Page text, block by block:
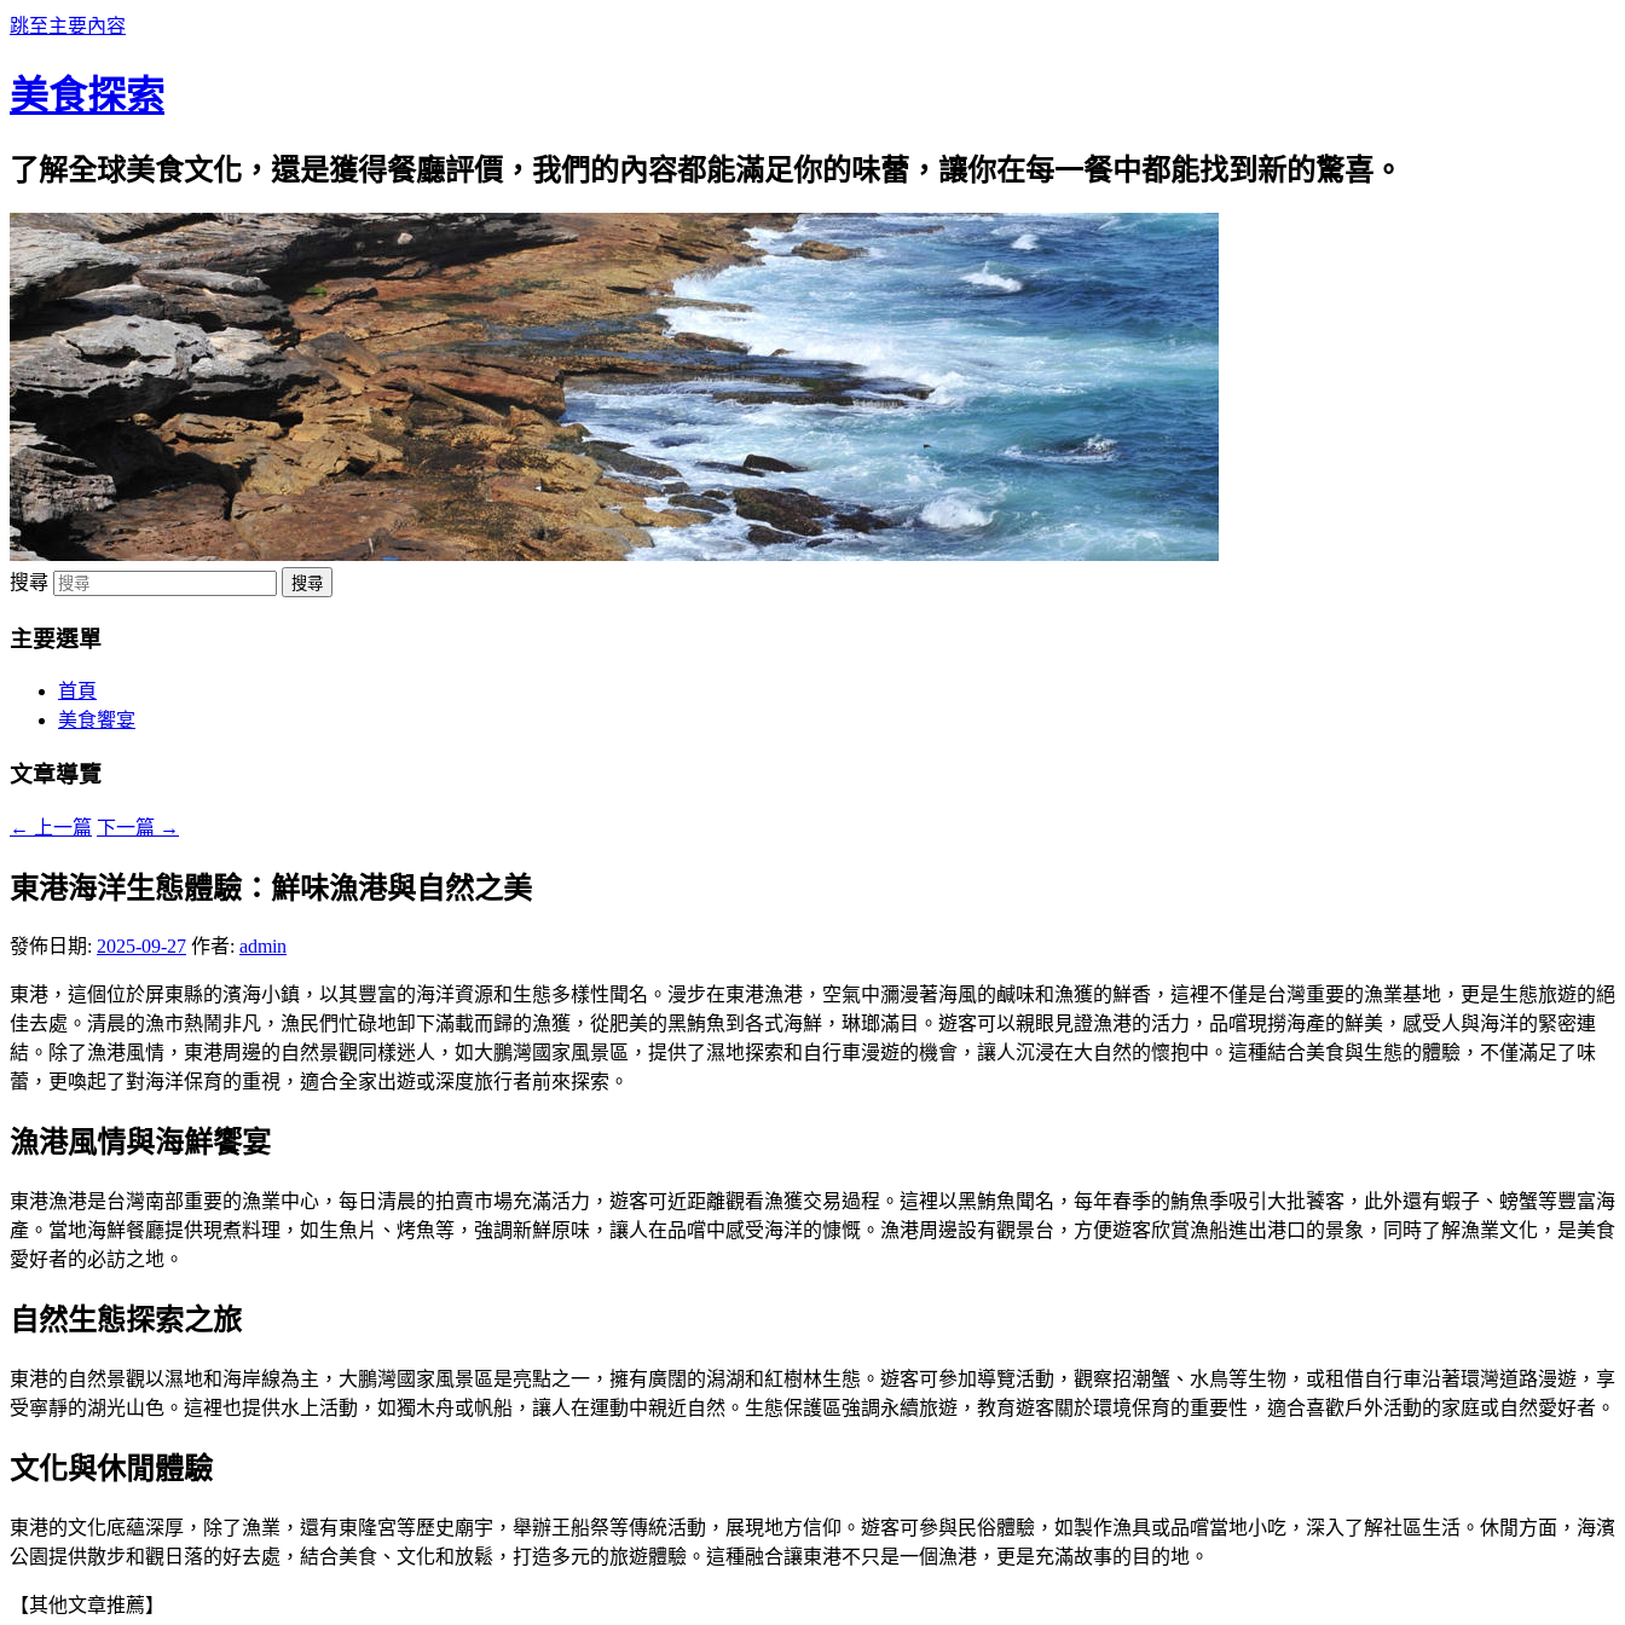
跳至主要內容
美食探索
了解全球美食文化，還是獲得餐廳評價，我們的內容都能滿足你的味蕾，讓你在每一餐中都能找到新的驚喜。
搜尋
主要選單
首頁
美食饗宴
文章導覽
← 上一篇 下一篇 →
東港海洋生態體驗：鮮味漁港與自然之美
發佈日期: 2025-09-27 作者: admin
東港，這個位於屏東縣的濱海小鎮，以其豐富的海洋資源和生態多樣性聞名。漫步在東港漁港，空氣中瀰漫著海風的鹹味和漁獲的鮮香，這裡不僅是台灣重要的漁業基地，更是生態旅遊的絕
佳去處。清晨的漁市熱鬧非凡，漁民們忙碌地卸下滿載而歸的漁獲，從肥美的黑鮪魚到各式海鮮，琳瑯滿目。遊客可以親眼見證漁港的活力，品嚐現撈海產的鮮美，感受人與海洋的緊密連
結。除了漁港風情，東港周邊的自然景觀同樣迷人，如大鵬灣國家風景區，提供了濕地探索和自行車漫遊的機會，讓人沉浸在大自然的懷抱中。這種結合美食與生態的體驗，不僅滿足了味
蕾，更喚起了對海洋保育的重視，適合全家出遊或深度旅行者前來探索。
漁港風情與海鮮饗宴
東港漁港是台灣南部重要的漁業中心，每日清晨的拍賣市場充滿活力，遊客可近距離觀看漁獲交易過程。這裡以黑鮪魚聞名，每年春季的鮪魚季吸引大批饕客，此外還有蝦子、螃蟹等豐富海
產。當地海鮮餐廳提供現煮料理，如生魚片、烤魚等，強調新鮮原味，讓人在品嚐中感受海洋的慷慨。漁港周邊設有觀景台，方便遊客欣賞漁船進出港口的景象，同時了解漁業文化，是美食
愛好者的必訪之地。
自然生態探索之旅
東港的自然景觀以濕地和海岸線為主，大鵬灣國家風景區是亮點之一，擁有廣闊的潟湖和紅樹林生態。遊客可參加導覽活動，觀察招潮蟹、水鳥等生物，或租借自行車沿著環灣道路漫遊，享
受寧靜的湖光山色。這裡也提供水上活動，如獨木舟或帆船，讓人在運動中親近自然。生態保護區強調永續旅遊，教育遊客關於環境保育的重要性，適合喜歡戶外活動的家庭或自然愛好者。
文化與休閒體驗
東港的文化底蘊深厚，除了漁業，還有東隆宮等歷史廟宇，舉辦王船祭等傳統活動，展現地方信仰。遊客可參與民俗體驗，如製作漁具或品嚐當地小吃，深入了解社區生活。休閒方面，海濱
公園提供散步和觀日落的好去處，結合美食、文化和放鬆，打造多元的旅遊體驗。這種融合讓東港不只是一個漁港，更是充滿故事的目的地。
【其他文章推薦】